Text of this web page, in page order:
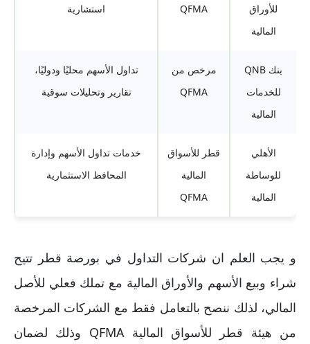
للأوراق
المالية
QFMA
استشارية
بنك QNB
للخدمات
المالية
مرخص من
QFMA
تداول الأسهم محليًا ودوليًا،
تقارير وتحليلات سوقية
الأهلي
للوساطة
المالية
قطر للأسواق
المالية
QFMA
خدمات تداول الأسهم وإدارة
المحافظ الاستثمارية
و يجب العلم ان شركات التداول في بورصة قطر تتيح
شراء وبيع الأسهم والأوراق المالية مع تملك فعلي للأصل
المالي، لذلك ننصح بالتعامل فقط مع الشركات المرخصة
من هيئة قطر للأسواق المالية QFMA وذلك لضمان